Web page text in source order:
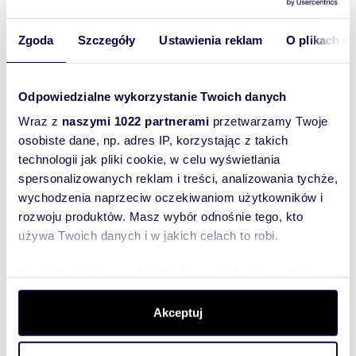
Zgoda Szczegóły Ustawienia reklam O plikach
Odpowiedzialne wykorzystanie Twoich danych
Wraz z naszymi 1022 partnerami przetwarzamy Twoje
osobiste dane, np. adres IP, korzystając z takich
technologii jak pliki cookie, w celu wyświetlania
spersonalizowanych reklam i treści, analizowania tychże,
wychodzenia naprzeciw oczekiwaniom użytkowników i
rozwoju produktów. Masz wybór odnośnie tego, kto
używa Twoich danych i w jakich celach to robi.
dane są przetwarzane oraz ustaw własne preferencje w
. W Deklaracji plików cookie możesz
zmienić lub wycofać swoją zgodę w dowolnej chwili.
Akceptuj
pokoi:
Powierzchni
50,96 m2
powiat:
Wrocław gmina:
Wrocław
miejscowość: Wrocław
Podobne oferty w tej lokalizacji
WYRÓŻNIONE